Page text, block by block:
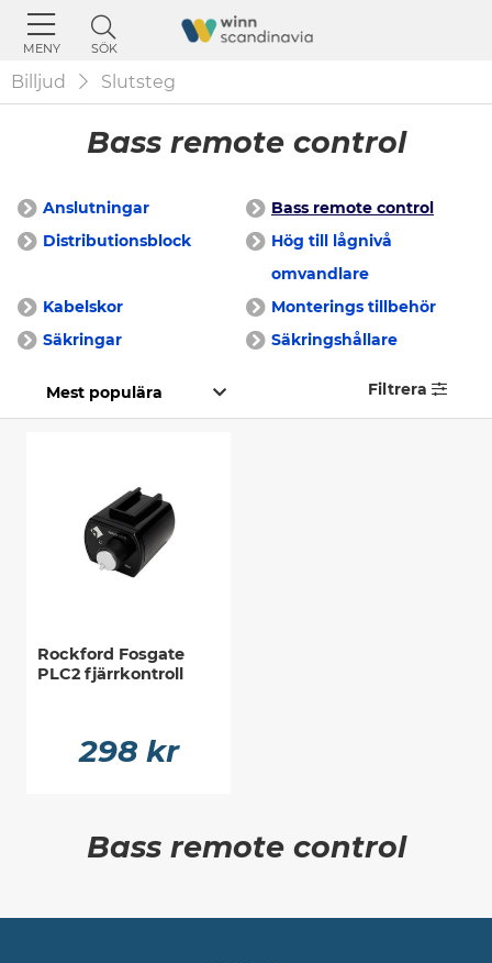
MENY SÖK
Billjud Slutsteg
Bass remote control
Anslutningar
Bass remote control
Distributionsblock
Hög till lågnivå
omvandlare
Kabelskor
Monterings tillbehör
Säkringar
Säkringshållare
Filtrera
Rockford Fosgate
PLC2 fjärrkontroll
298 kr
Bass remote control